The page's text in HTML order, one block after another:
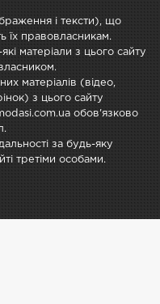
і тексти), що
їх правовласникам.
матеріали з цього сайту
матеріалів (відео,
з цього сайту
обов'язково
за будь-яку
третіми особами.